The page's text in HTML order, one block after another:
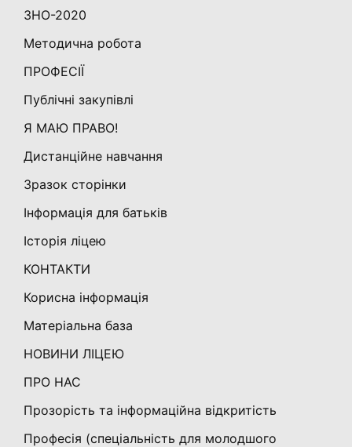
ЗНО-2020
Методична робота
ПРОФЕСІЇ
Публічні закупівлі
Я МАЮ ПРАВО!
Дистанційне навчання
Зразок сторінки
Інформація для батьків
Історія ліцею
КОНТАКТИ
Корисна інформація
Матеріальна база
НОВИНИ ЛІЦЕЮ
ПРО НАС
Прозорість та інформаційна відкритість
Професія (спеціальність для молодшого